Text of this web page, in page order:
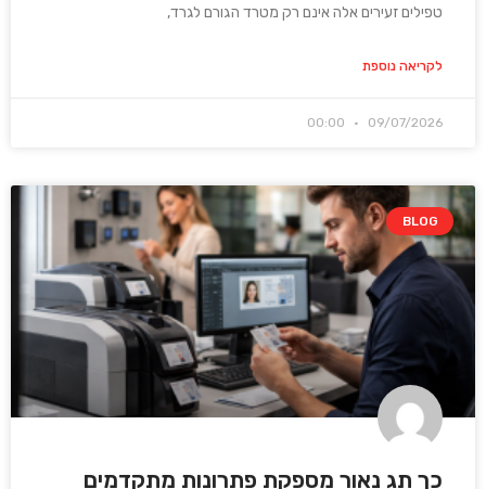
טפילים זעירים אלה אינם רק מטרד הגורם לגרד,
לקריאה נוספת
09/07/2026
BLOG
כך תג נאור מספקת פתרונות מתקדמים